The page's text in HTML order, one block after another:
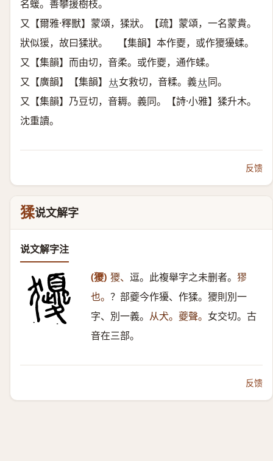
名蝯。善攀援樹枝。
又【爾雅·釋獸】蒙頌，猱狀。【疏】蒙頌，一名蒙貴。
狀似猨，故曰猱狀。 【集韻】本作夒，或作獿獶蝚。
又【集韻】而由切，音柔。或作夒，通作蝚。
又【廣韻】【集韻】 𠀤女救切，音糅。義𠀤同。
又【集韻】乃豆切，音耨。義同。【詩·小雅】猱升木。
沈重讀。
反馈
猱说文解字
说文解字注
(獿) 獿、 逗。此複舉字之未删者。 㺒
也。 ？部夔今作獶、作猱。獿則別一
字、別一義。 从犬。夔聲。 女交切。古
音在三部。
反馈